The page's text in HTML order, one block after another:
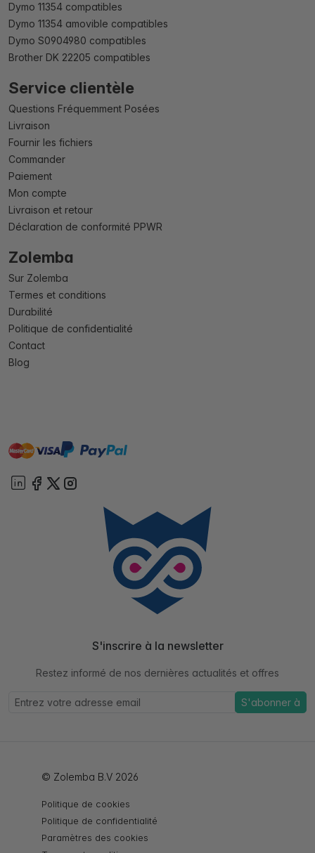
Dymo 11354 compatibles
Dymo 11354 amovible compatibles
Dymo S0904980 compatibles
Brother DK 22205 compatibles
Service clientèle
Questions Fréquemment Posées
Livraison
Fournir les fichiers
Commander
Paiement
Mon compte
Livraison et retour
Déclaration de conformité PPWR
Zolemba
Sur Zolemba
Termes et conditions
Durabilité
Politique de confidentialité
Contact
Blog
mastervisa paypal
S'inscrire à la newsletter
Restez informé de nos dernières actualités et offres
S'abonner à
© Zolemba B.V 2026
Politique de cookies
Politique de confidentialité
Paramètres des cookies